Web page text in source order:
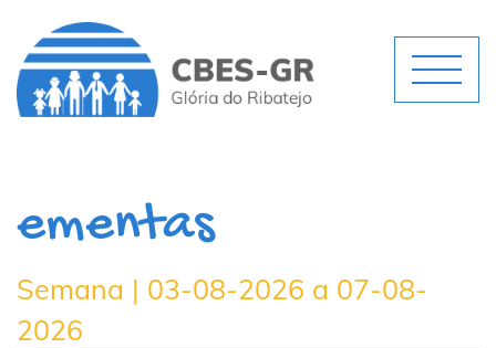
ementas
Semana | 03-08-2026 a 07-08-
2026